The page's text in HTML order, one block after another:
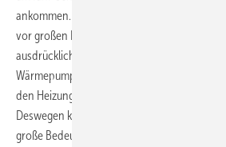
ankommen. Die Wärmewende stehe in der
vor großen Herausforderungen, so Sabel:
ausdrücklich, dass der Haushalt 2025 die
Wärmepumpen-Förderung absichert.
den Heizungswechsel immer von Kapital-
Deswegen kommt dem Verhältnis von
große Bedeutung zu.“